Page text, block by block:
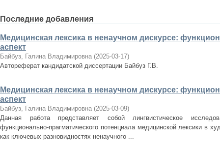
Последние добавления
Медицинская лексика в ненаучном дискурсе:
аспект
Байбуз, Галина Владимировна (2025-03-17)
Автореферат кандидатской диссертации Байбуз Г.В.
Медицинская лексика в ненаучном дискурсе:
аспект
Байбуз, Галина Владимировна (2025-03-09)
Данная работа представляет собой лингвистическое
функционально-прагматического потенциала медицинской лексики в
как ключевых разновидностях ненаучного ...